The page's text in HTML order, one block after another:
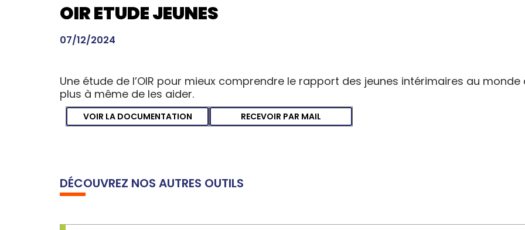
OIR ETUDE JEUNES
07/12/2024
Une étude de l’OIR pour mieux comprendre le rapport des jeunes intérimaires au
plus à même de les aider.
VOIR LA DOCUMENTATION RECEVOIR PAR MAIL
DÉCOUVREZ NOS AUTRES OUTILS